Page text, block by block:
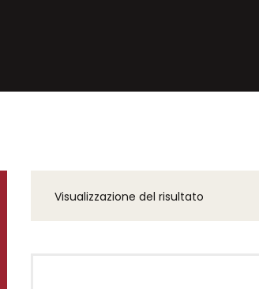
Visualizzazione del risultato